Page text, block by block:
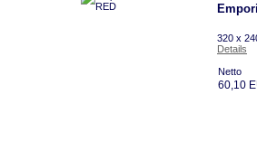
320 x
Details
Netto
60,10